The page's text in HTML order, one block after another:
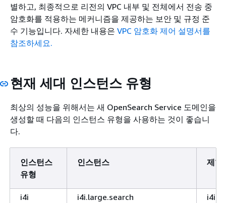
별하고, 최종적으로 리전의 VPC 내부 및 전체에서 전송 중
암호화를 적용하는 메커니즘을 제공하는 보안 및 규정 준
수 기능입니다. 자세한 내용은 VPC 암호화 제어 설명서를
참조하세요.
현재 세대 인스턴스 유형
최상의 성능을 위해서는 새 OpenSearch Service 도메인을
생성할 때 다음의 인스턴스 유형을 사용하는 것이 좋습니
다.
인스턴스
유형
인스턴스 제한
i4i
i4i.large.search
i4i